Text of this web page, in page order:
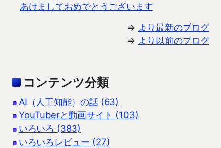
あけましておめでとうございます
⇒ より最新のブログ
⇒ より以前のブログ
コンテンツ分類
AI（人工知能）の話 (63)
YouTuberと動画サイト (103)
いろいろ (383)
いろいろレビュー (27)